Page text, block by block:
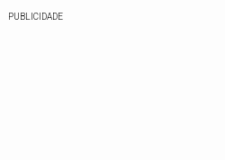
PUBLICIDADE